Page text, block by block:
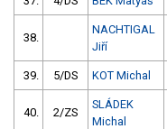
38.
NACHTIGAL
Jiří
39. 5/DS KOT Michal
40. 2/ZS
SLÁDEK
Michal